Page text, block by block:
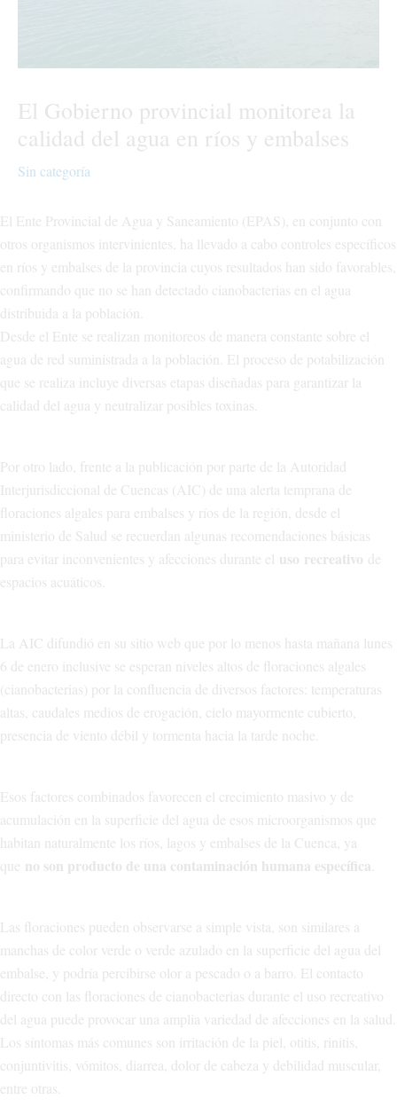
El Gobierno provincial monitorea la
calidad del agua en ríos y embalses
Sin categoría
El Ente Provincial de Agua y Saneamiento (EPAS), en conjunto con
otros organismos intervinientes, ha llevado a cabo controles específicos
en ríos y embalses de la provincia cuyos resultados han sido favorables,
confirmando que no se han detectado cianobacterias en el agua
distribuida a la población.
Desde el Ente se realizan monitoreos de manera constante sobre el
agua de red suministrada a la población. El proceso de potabilización
que se realiza incluye diversas etapas diseñadas para garantizar la
calidad del agua y neutralizar posibles toxinas.
Por otro lado, frente a la publicación por parte de la Autoridad
Interjurisdiccional de Cuencas (AIC) de una alerta temprana de
floraciones algales para embalses y ríos de la región, desde el
ministerio de Salud se recuerdan algunas recomendaciones básicas
para evitar inconvenientes y afecciones durante el uso recreativo de
espacios acuáticos.
La AIC difundió en su sitio web que por lo menos hasta mañana lunes
6 de enero inclusive se esperan niveles altos de floraciones algales
(cianobacterias) por la confluencia de diversos factores: temperaturas
altas, caudales medios de erogación, cielo mayormente cubierto,
presencia de viento débil y tormenta hacia la tarde noche.
Esos factores combinados favorecen el crecimiento masivo y de
acumulación en la superficie del agua de esos microorganismos que
habitan naturalmente los ríos, lagos y embalses de la Cuenca, ya
que no son producto de una contaminación humana específica
Las floraciones pueden observarse a simple vista, son similares a
manchas de color verde o verde azulado en la superficie del agua del
embalse, y podría percibirse olor a pescado o a barro. El contacto
directo con las floraciones de cianobacterias durante el uso recreativo
del agua puede provocar una amplia variedad de afecciones en la salud.
Los síntomas más comunes son irritación de la piel, otitis, rinitis,
conjuntivitis, vómitos, diarrea, dolor de cabeza y debilidad muscular,
entre otras.